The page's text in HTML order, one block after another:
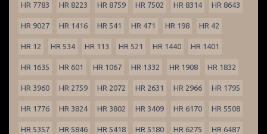
HR 7783 HR 8223 HR 8759 HR 7502 HR 8314 HR 8643
HR 9027 HR 1416 HR 541 HR 471 HR 198 HR 42
HR 12 HR 534 HR 113 HR 521 HR 1440 HR 1401
HR 1635 HR 601 HR 1067 HR 1332 HR 1908 HR 1832
HR 3960 HR 2759 HR 2072 HR 2631 HR 2966 HR 1795
HR 1776 HR 3824 HR 3802 HR 3409 HR 6170 HR 5508
HR 5357 HR 5846 HR 5418 HR 5180 HR 6275 HR 6487